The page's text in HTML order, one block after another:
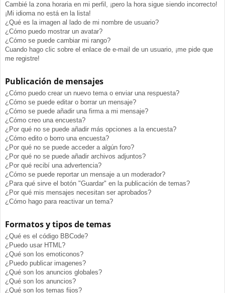
Cambié la zona horaria en mi perfil, ¡pero la hora sigue siendo incorrecto!
¡Mi idioma no está en la lista!
¿Qué es la imagen al lado de mi nombre de usuario?
¿Cómo puedo mostrar un avatar?
¿Cómo se puede cambiar mi rango?
Cuando hago clic sobre el enlace de e-mail de un usuario, ¡me pide que
me registre!
Publicación de mensajes
¿Cómo puedo crear un nuevo tema o enviar una respuesta?
¿Cómo se puede editar o borrar un mensaje?
¿Cómo se puede añadir una firma a mi mensaje?
¿Cómo creo una encuesta?
¿Por qué no se puede añadir más opciones a la encuesta?
¿Cómo edito o borro una encuesta?
¿Por qué no se puede acceder a algún foro?
¿Por qué no se puede añadir archivos adjuntos?
¿Por qué recibí una advertencia?
¿Cómo se puede reportar un mensaje a un moderador?
¿Para qué sirve el botón "Guardar" en la publicación de temas?
¿Por qué mis mensajes necesitan ser aprobados?
¿Cómo hago para reactivar un tema?
Formatos y tipos de temas
¿Qué es el código BBCode?
¿Puedo usar HTML?
¿Qué son los emoticonos?
¿Puedo publicar imagenes?
¿Qué son los anuncios globales?
¿Qué son los anuncios?
¿Qué son los temas fijos?